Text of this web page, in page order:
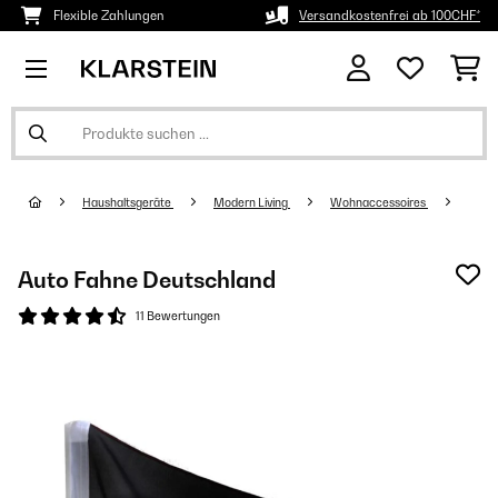
Flexible Zahlungen Versandkostenfrei ab 100CHF*
Haushaltsgeräte Modern Living Wohnaccessoires
Auto Fahne Deutschland
11 Bewertungen